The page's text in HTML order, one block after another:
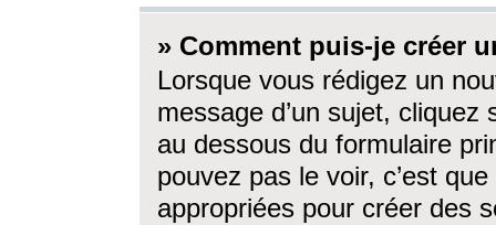
» Comment puis-je créer
Lorsque vous rédigez un
message d’un sujet, cliquez
au dessous du formulaire
pouvez pas le voir, c’est
appropriées pour créer des